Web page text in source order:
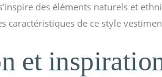
des éléments naturels et
caractéristiques de ce style
et